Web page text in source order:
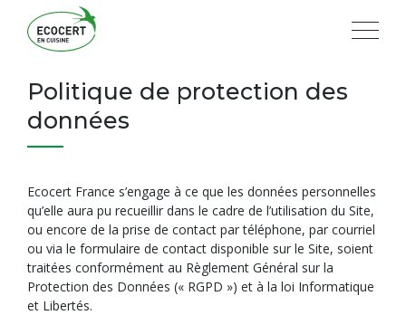
Politique de protection des
données
Ecocert France s’engage à ce que les données personnelles
qu’elle aura pu recueillir dans le cadre de l’utilisation du Site,
ou encore de la prise de contact par téléphone, par courriel
ou via le formulaire de contact disponible sur le Site, soient
traitées conformément au Règlement Général sur la
Protection des Données (« RGPD ») et à la loi Informatique
et Libertés.